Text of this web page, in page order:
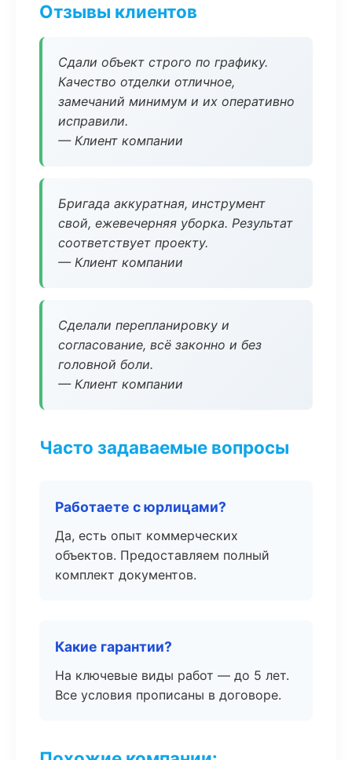
Отзывы клиентов
Сдали объект строго по графику.
Качество отделки отличное,
замечаний минимум и их оперативно
исправили.
— Клиент компании
Бригада аккуратная, инструмент
свой, ежевечерняя уборка. Результат
соответствует проекту.
— Клиент компании
Сделали перепланировку и
согласование, всё законно и без
головной боли.
— Клиент компании
Часто задаваемые вопросы
Работаете с юрлицами?
Да, есть опыт коммерческих
объектов. Предоставляем полный
комплект документов.
Какие гарантии?
На ключевые виды работ — до 5 лет.
Все условия прописаны в договоре.